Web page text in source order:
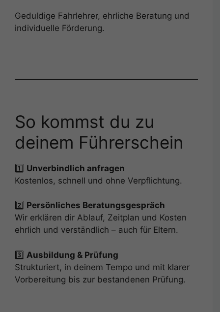
Geduldige Fahrlehrer, ehrliche Beratung und
individuelle Förderung.
So kommst du zu
deinem Führerschein
1️⃣ Unverbindlich anfragen
Kostenlos, schnell und ohne Verpflichtung.
2️⃣ Persönliches Beratungsgespräch
Wir erklären dir Ablauf, Zeitplan und Kosten
ehrlich und verständlich – auch für Eltern.
3️⃣ Ausbildung & Prüfung
Strukturiert, in deinem Tempo und mit klarer
Vorbereitung bis zur bestandenen Prüfung.